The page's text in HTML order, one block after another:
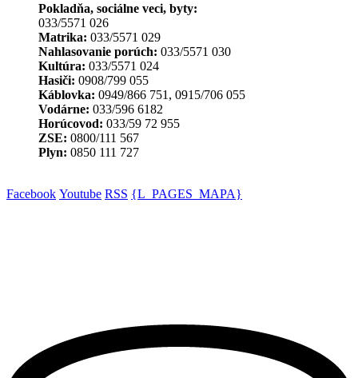
Pokladňa, sociálne veci, byty:
033/5571 026
Matrika: 033/5571 029
Nahlasovanie porúch: 033/5571 030
Kultúra: 033/5571 024
Hasiči: 0908/799 055
Káblovka: 0949/866 751, 0915/706 055
Vodárne: 033/596 6182
Horúcovod: 033/59 72 955
ZSE: 0800/111 567
Plyn: 0850 111 727
Facebook Youtube RSS {L_PAGES_MAPA}